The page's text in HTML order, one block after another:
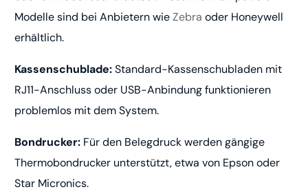
Modelle sind bei Anbietern wieZebra oder Honeywell
erhältlich.
Kassenschublade:Standard-Kassenschubladen mit
RJ11-Anschluss oder USB-Anbindung funktionieren
problemlos mit dem System.
Bondrucker: Für den Belegdruck werden gängige
Thermobondrucker unterstützt, etwa von Epson oder
Star Micronics.